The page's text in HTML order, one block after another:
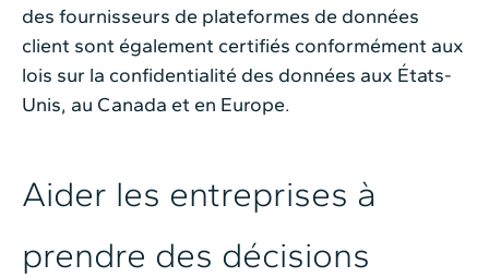
des fournisseurs de plateformes de données
client sont également certifiés conformément aux
lois sur la confidentialité des données aux États-
Unis, au Canada et en Europe.
Aider les entreprises à
prendre des décisions